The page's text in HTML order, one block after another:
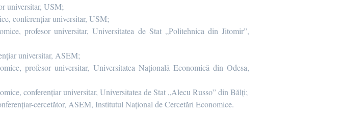
universitar, USM;
conferențiar universitar, USM;
profesor universitar, Universitatea de Stat „Politehnica din Jitomir”,
universitar, ASEM;
profesor universitar, Universitatea Națională Economică din Odesa,
conferențiar universitar, Universitatea de Stat „Alecu Russo” din Bălți;
cercetător, ASEM, Institutul Național de Cercetări Economice.